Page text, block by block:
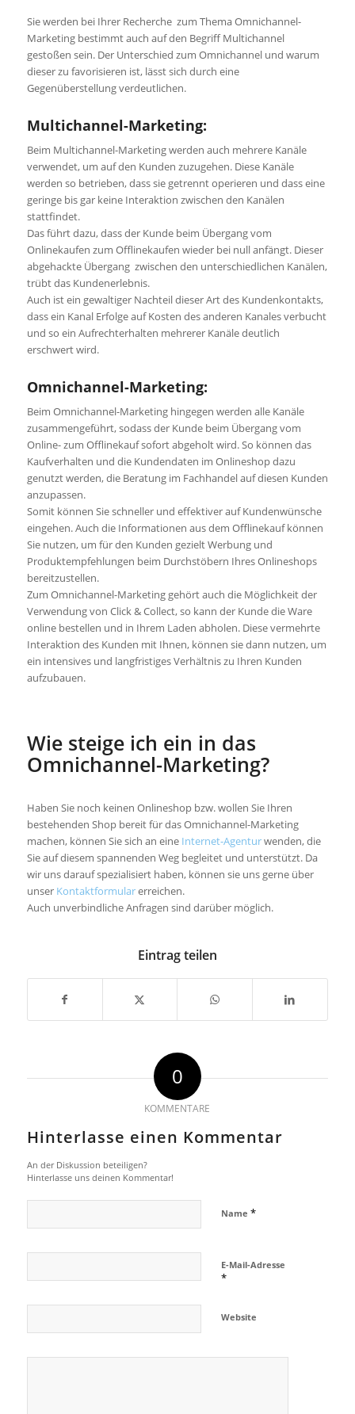
Sie werden bei Ihrer Recherche zum Thema Omnichannel-
Marketing bestimmt auch auf den Begriff Multichannel
gestoßen sein. Der Unterschied zum Omnichannel und warum
dieser zu favorisieren ist, lässt sich durch eine
Gegenüberstellung verdeutlichen.
Multichannel-Marketing:
Beim Multichannel-Marketing werden auch mehrere Kanäle
verwendet, um auf den Kunden zuzugehen. Diese Kanäle
werden so betrieben, dass sie getrennt operieren und dass eine
geringe bis gar keine Interaktion zwischen den Kanälen
stattfindet.
Das führt dazu, dass der Kunde beim Übergang vom
Onlinekaufen zum Offlinekaufen wieder bei null anfängt. Dieser
abgehackte Übergang zwischen den unterschiedlichen Kanälen,
trübt das Kundenerlebnis.
Auch ist ein gewaltiger Nachteil dieser Art des Kundenkontakts,
dass ein Kanal Erfolge auf Kosten des anderen Kanales verbucht
und so ein Aufrechterhalten mehrerer Kanäle deutlich
erschwert wird.
Omnichannel-Marketing:
Beim Omnichannel-Marketing hingegen werden alle Kanäle
zusammengeführt, sodass der Kunde beim Übergang vom
Online- zum Offlinekauf sofort abgeholt wird. So können das
Kaufverhalten und die Kundendaten im Onlineshop dazu
genutzt werden, die Beratung im Fachhandel auf diesen Kunden
anzupassen.
Somit können Sie schneller und effektiver auf Kundenwünsche
eingehen. Auch die Informationen aus dem Offlinekauf können
Sie nutzen, um für den Kunden gezielt Werbung und
Produktempfehlungen beim Durchstöbern Ihres Onlineshops
bereitzustellen.
Zum Omnichannel-Marketing gehört auch die Möglichkeit der
Verwendung von Click & Collect, so kann der Kunde die Ware
online bestellen und in Ihrem Laden abholen. Diese vermehrte
Interaktion des Kunden mit Ihnen, können sie dann nutzen, um
ein intensives und langfristiges Verhältnis zu Ihren Kunden
aufzubauen.
Wie steige ich ein in das
Omnichannel-Marketing?
Haben Sie noch keinen Onlineshop bzw. wollen Sie Ihren
bestehenden Shop bereit für das Omnichannel-Marketing
machen, können Sie sich an eine Internet-Agenturwenden, die
Sie auf diesem spannenden Weg begleitet und unterstützt. Da
wir uns darauf spezialisiert haben, können sie uns gerne über
unser Kontaktformularerreichen.
Auch unverbindliche Anfragen sind darüber möglich.
Eintrag teilen
0
KOMMENTARE
Hinterlasse einen Kommentar
An der Diskussion beteiligen?
Hinterlasse uns deinen Kommentar!
Name *
E-Mail-Adresse
*
Website